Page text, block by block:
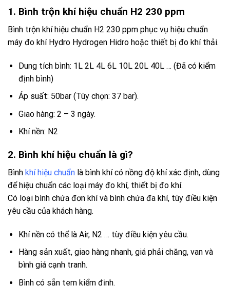
1. Bình trộn khí hiệu chuẩn H2 230 ppm
Bình trộn khí hiệu chuẩn H2 230 ppm phục vụ hiệu chuẩn
máy đo khí Hydro Hydrogen Hidro hoặc thiết bị đo khí thải.
Dung tích bình: 1L 2L 4L 6L 10L 20L 40L … (Đã có kiểm
định bình)
Áp suất: 50bar (Tùy chọn: 37 bar).
Giao hàng: 2 – 3 ngày.
Khí nền: N2
2. Bình khí hiệu chuẩn là gì?
Bình khí hiệu chuẩn là bình khí có nồng độ khí xác định, dùng
để hiệu chuẩn các loại máy đo khí, thiết bị đo khí.
Có loại bình chứa đơn khí và bình chứa đa khí, tùy điều kiện
yêu cầu của khách hàng.
Khí nền có thể là Air, N2 … tùy điều kiện yêu cầu.
Hàng sản xuất, giao hàng nhanh, giá phải chăng, van và
bình giá cạnh tranh.
Bình có sẵn tem kiểm định.